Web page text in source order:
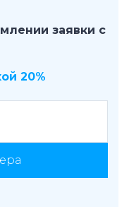
заявки с
20%